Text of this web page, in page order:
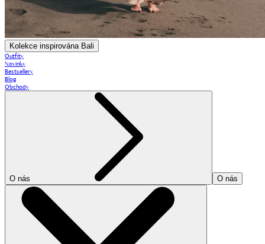
Kolekce inspirována Bali
Outfity
Novinky
Bestsellery
Blog
Obchody
O nás O nás